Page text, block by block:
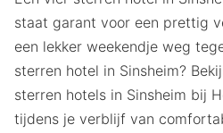
staat garant voor een prettig
een lekker weekendje weg
sterren hotel in Sinsheim?
sterren hotels in Sinsheim bij
tijdens je verblijf van